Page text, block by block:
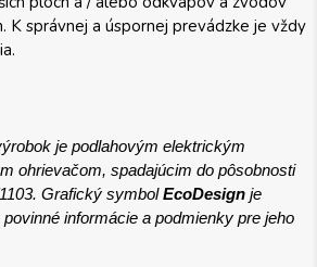
K správnej a úspornej prevádzke je vždy
je podlahovým elektrickým
ohrievačom, spadajúcim do pôsobnosti
Grafický symbolEcoDesign je
informácie a podmienky pre jeho